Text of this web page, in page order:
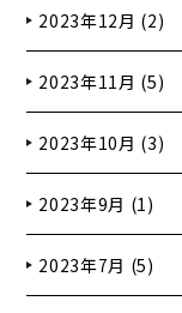
2023年12月 (2)
2023年11月 (5)
2023年10月 (3)
2023年9月 (1)
2023年7月 (5)